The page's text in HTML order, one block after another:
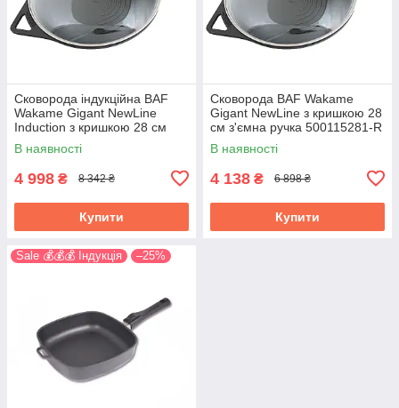
Сковорода індукційна BAF
Wakamе Gigant NewLine
Induсtion з кришкою 28 см
з'ємна ручка 500115280- IR
В наявності
4 998 ₴ 8 342 ₴
Купити
Сковорода BAF Wakame
Gigant NewLine з кришкою 28
см з'ємна ручка 500115281-R
В наявності
4 138 ₴ 6 898 ₴
Купити
Sale 💰💰💰 Індукція –25%